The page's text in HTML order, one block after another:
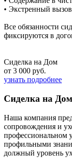
• Экстренный
Все обязанности
фиксируются в
Сиделка на Дом
от 3 000 руб.
узнать подробнее
Сиделка на Дом
Наша компания
сопровождения и
профессиональном
профильными
должный уровень